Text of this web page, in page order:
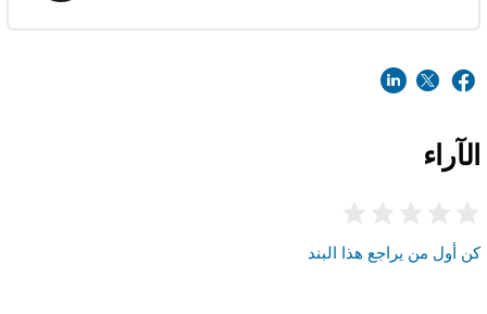
الآراء
كن أول من يراجع هذا البند